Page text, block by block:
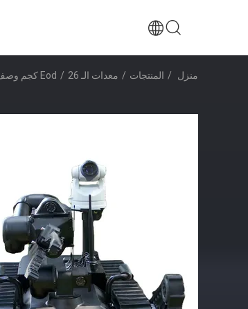
منزل / المنتجات / معدات الـ Eod / 26 كجم وصف مجموعة أدوات EOD للروبوت الاستكشافية الدقيقة